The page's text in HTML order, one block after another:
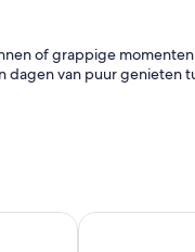
of grappige
van puur genieten
ideaal voor meer comfort,
Villa, Sleeps 6
Vrijstaande